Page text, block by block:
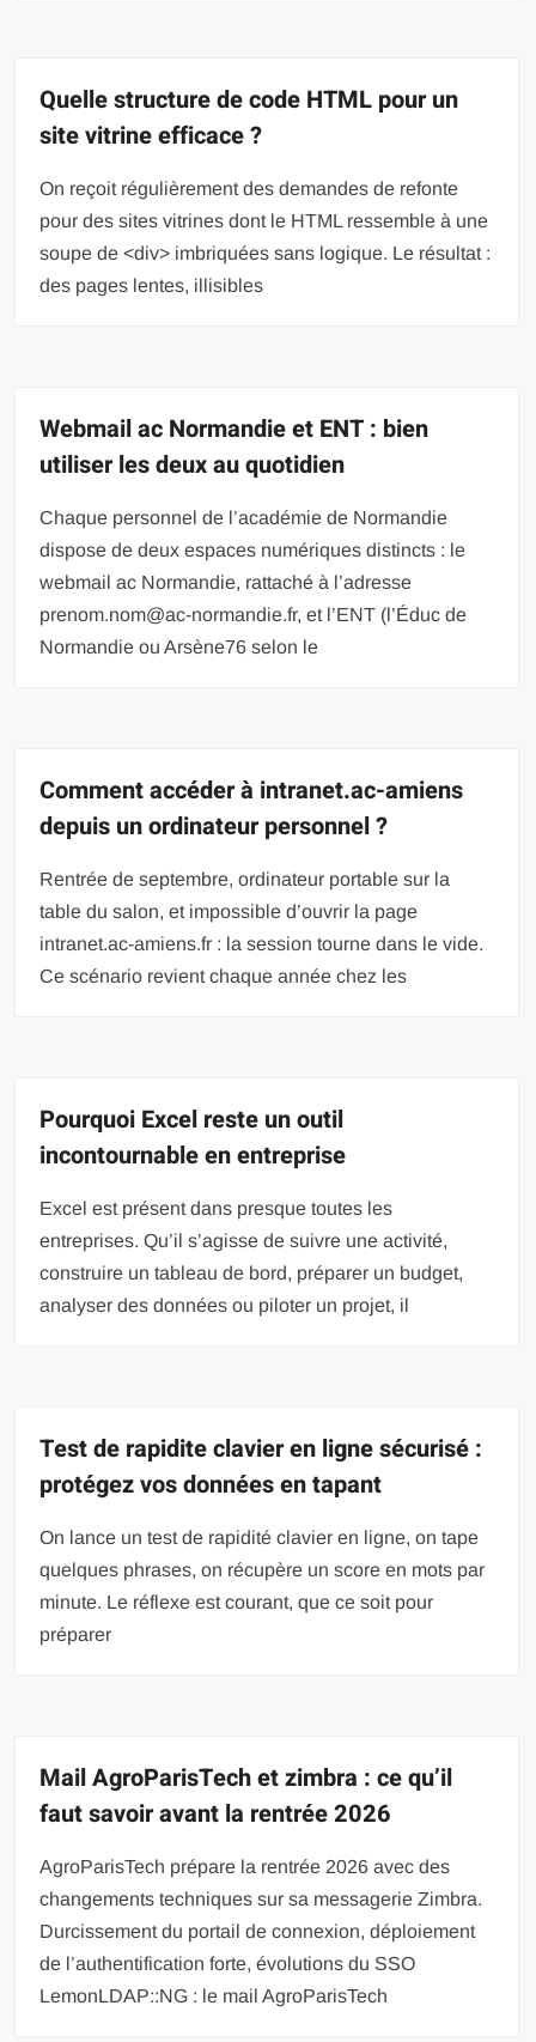
Quelle structure de code HTML pour un
site vitrine efficace ?
On reçoit régulièrement des demandes de refonte
pour des sites vitrines dont le HTML ressemble à une
soupe de <div> imbriquées sans logique. Le résultat :
des pages lentes, illisibles
Webmail ac Normandie et ENT : bien
utiliser les deux au quotidien
Chaque personnel de l’académie de Normandie
dispose de deux espaces numériques distincts : le
webmail ac Normandie, rattaché à l’adresse
prenom.nom@ac-normandie.fr, et l’ENT (l’Éduc de
Normandie ou Arsène76 selon le
Comment accéder à intranet.ac-amiens
depuis un ordinateur personnel ?
Rentrée de septembre, ordinateur portable sur la
table du salon, et impossible d’ouvrir la page
intranet.ac-amiens.fr : la session tourne dans le vide.
Ce scénario revient chaque année chez les
Pourquoi Excel reste un outil
incontournable en entreprise
Excel est présent dans presque toutes les
entreprises. Qu’il s’agisse de suivre une activité,
construire un tableau de bord, préparer un budget,
analyser des données ou piloter un projet, il
Test de rapidite clavier en ligne sécurisé :
protégez vos données en tapant
On lance un test de rapidité clavier en ligne, on tape
quelques phrases, on récupère un score en mots par
minute. Le réflexe est courant, que ce soit pour
préparer
Mail AgroParisTech et zimbra : ce qu’il
faut savoir avant la rentrée 2026
AgroParisTech prépare la rentrée 2026 avec des
changements techniques sur sa messagerie Zimbra.
Durcissement du portail de connexion, déploiement
de l’authentification forte, évolutions du SSO
LemonLDAP::NG : le mail AgroParisTech